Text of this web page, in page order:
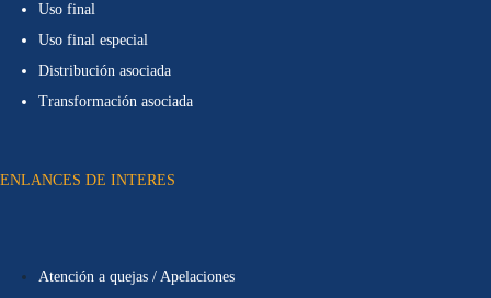
Uso final
Uso final especial
Distribución asociada
Transformación asociada
ENLANCES DE INTERES
Atención a quejas / Apelaciones